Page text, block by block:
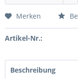
Merken
Artikel-Nr.:
Beschreibung